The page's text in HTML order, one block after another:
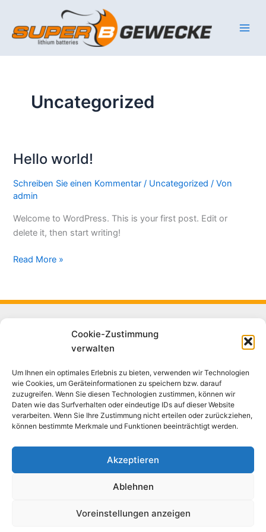
Cookie-Zustimmung
verwalten
Um Ihnen ein optimales Erlebnis zu bieten, verwenden wir Technologien
wie Cookies, um Geräteinformationen zu speichern bzw. darauf
zuzugreifen. Wenn Sie diesen Technologien zustimmen, können wir
Daten wie das Surfverhalten oder eindeutige IDs auf dieser Website
verarbeiten. Wenn Sie Ihre Zustimmung nicht erteilen oder zurückziehen,
können bestimmte Merkmale und Funktionen beeinträchtigt werden.
Akzeptieren
Ablehnen
Voreinstellungen anzeigen
springen
Uncategorized
Hello world!
Schreiben Sie einen Kommentar / Uncategorized / Von
admin
Welcome to WordPress. This is your first post. Edit or
delete it, then start writing!
Hello
Read More »
Böhmsholzer Weg 5a
D-21391 Reppenstedt
Tel.: +49 4131 / 92 772 - 0
Fax: +49 4131 / 92 772 - 19
E-Mail: info@green-power-led.de
Bürozeiten:
Freitags 09:30 - 12:00 & 14:00 - 15:30 Uhr
Mo - do 14:00 - 16:00 Uhr